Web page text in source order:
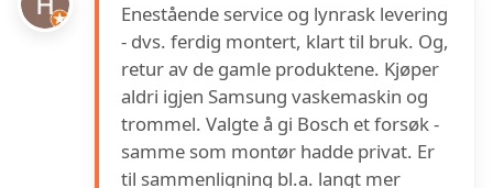
Enestående service og lynrask levering
- dvs. ferdig montert, klart til bruk. Og,
retur av de gamle produktene. Kjøper
aldri igjen Samsung vaskemaskin og
trommel. Valgte å gi Bosch et forsøk -
samme som montør hadde privat. Er
til sammenligning bl.a. langt mer